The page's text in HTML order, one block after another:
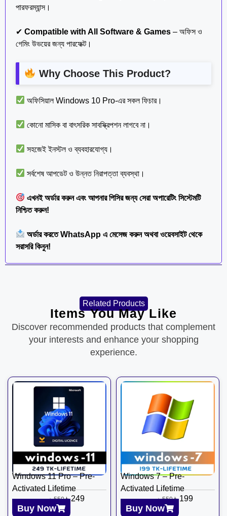
পারফরম্যান্স।
✔ Compatible with All Software & Games – অফিস ও
গেমিং উভয়ের জন্য পারফেক্ট।
Why Choose This Product?
অফিসিয়াল Windows 10 Pro-এর সকল ফিচার।
কোনো মাসিক বা বাৎসরিক সাবস্ক্রিপশন লাগবে না।
সহজেই ইনস্টল ও ব্যবহারযোগ্য।
সর্বশেষ আপডেট ও উন্নত নিরাপত্তা ব্যবস্থা।
এখনই অর্ডার করুন এবং আপনার পিসির জন্য সেরা অপারেটিং সিস্টেমটি
নিশ্চিত করুন!
অর্ডার করতেWhatsAppএ মেসেজ করুন অথবা ওয়েবসাইট থেকে
সরাসরি কিনুন!
Related Products
Items You May Like
Discover recommended products that complement
your interests and enhance your shopping
experience.
Windows 11 Pro – Pre-
Activated Lifetime
৳550 ৳249
Buy Now
Windows 7 – Pre-
Activated Lifetime
৳550 ৳199
Buy Now